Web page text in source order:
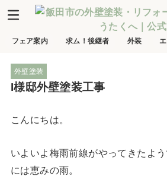
フェア案内 求ム！後継者 外装
外壁塗装
I様邸外壁塗装工事
こんにちは。
いよいよ梅雨前線がやってきたよ
には恵みの雨。